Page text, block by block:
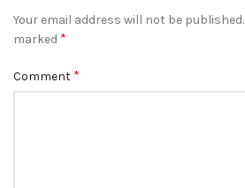
Your email address will not be published.
marked *
Comment *